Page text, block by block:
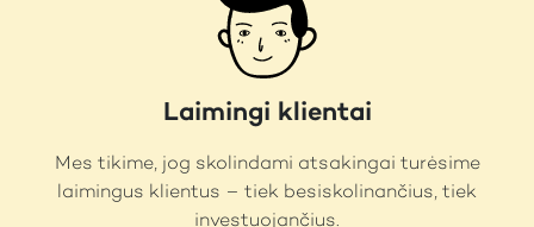
Laimingi klientai
Mes tikime, jog skolindami atsakingai turėsime
laimingus klientus – tiek besiskolinančius, tiek
investuojančius.